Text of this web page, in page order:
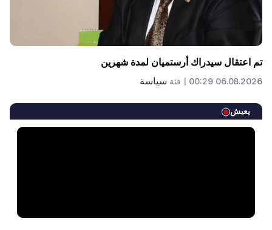
تم اعتقال سيدراك أرستميان لمدة شهرين
06.08.2026 00:29 | فئة سياسة
يعيش